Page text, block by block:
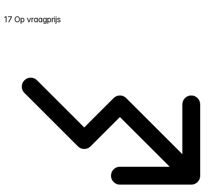
17 Op vraagprijs